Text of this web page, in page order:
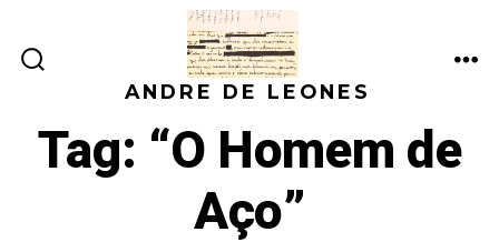
direto
conteúdo
PESQUISAANDRE DE LEONES
Tag: “O Homem de
Aço”